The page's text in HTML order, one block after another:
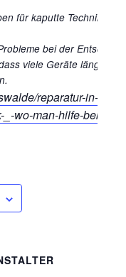
für kaputte Technik –
bei der
viele Geräte länger
reparatur-in-
wo-man-hilfe-